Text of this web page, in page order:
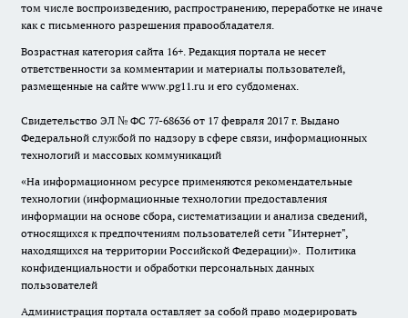
том числе воспроизведению, распространению, переработке не иначе
как с письменного разрешения правообладателя.
Возрастная категория сайта 16+. Редакция портала не несет
ответственности за комментарии и материалы пользователей,
размещенные на сайте www.pg11.ru и его субдоменах.
Свидетельство ЭЛ № ФС 77-68636 от 17 февраля 2017 г. Выдано
Федеральной службой по надзору в сфере связи, информационных
технологий и массовых коммуникаций
«На информационном ресурсе применяются рекомендательные
технологии (информационные технологии предоставления
информации на основе сбора, систематизации и анализа сведений,
относящихся к предпочтениям пользователей сети "Интернет",
находящихся на территории Российской Федерации)». Политика
конфиденциальности и обработки персональных данных
пользователей
Администрация портала оставляет за собой право модерировать